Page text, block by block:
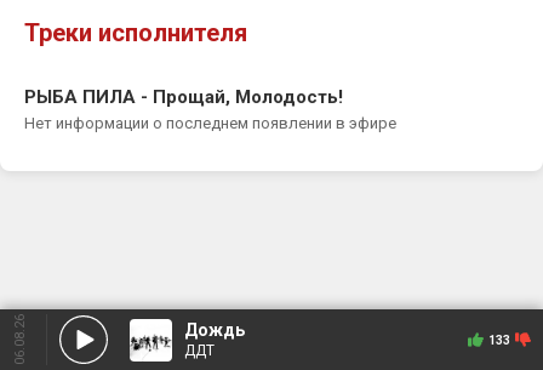
Треки исполнителя
РЫБА ПИЛА - Прощай, Молодость!
Нет информации о последнем появлении в эфире
06.08.26 Дождь
ДДТ
133